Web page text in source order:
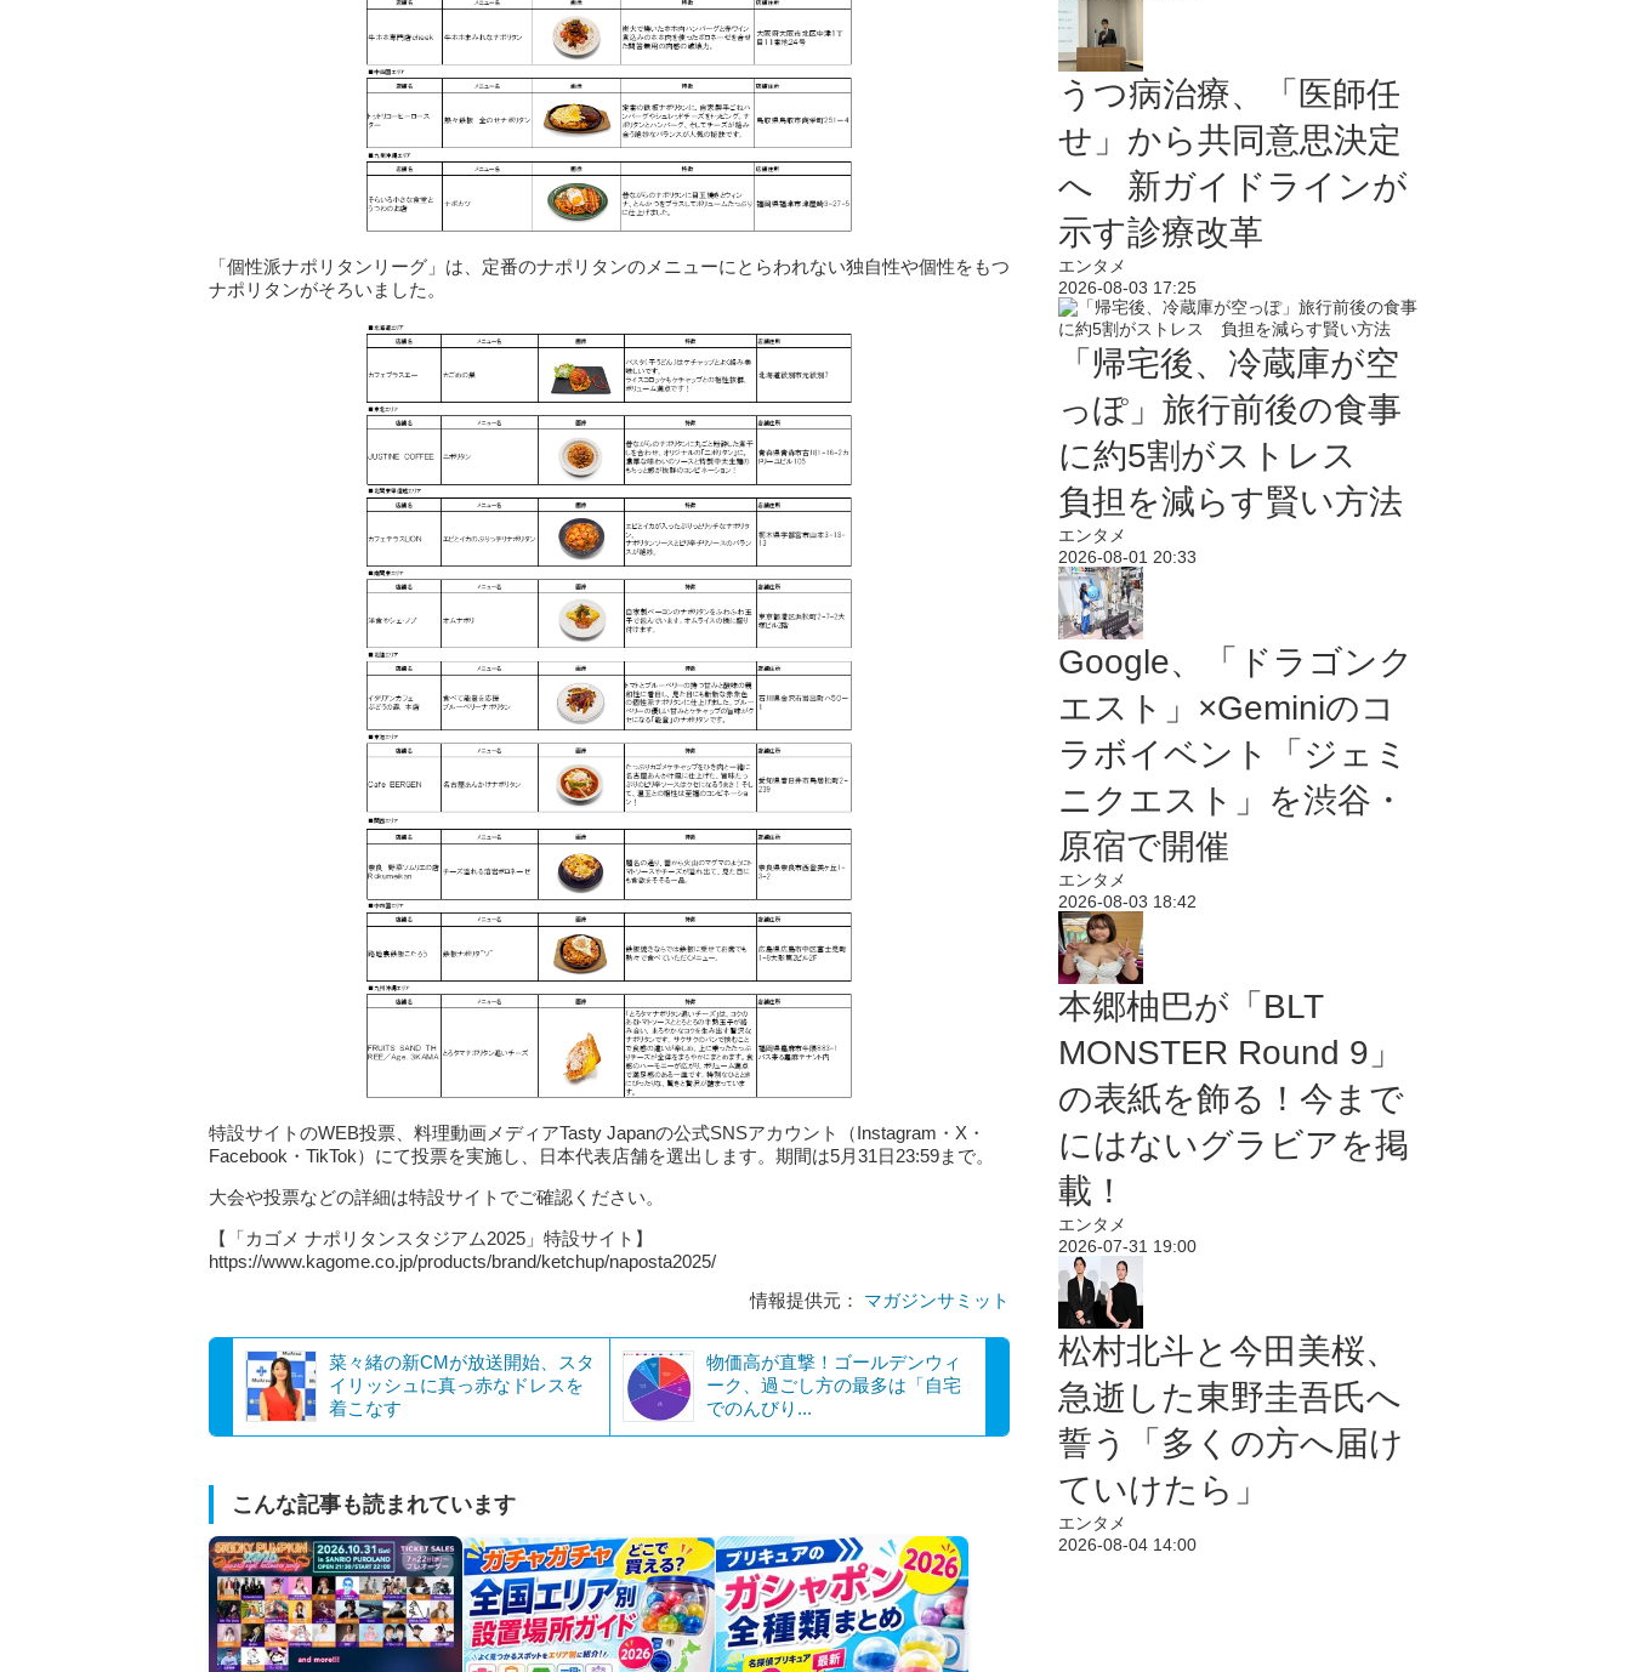
「個性派ナポリタンリーグ」は、定番のナポリタンのメニューにとらわれない独自性や個性をもつ
ナポリタンがそろいました。
特設サイトのWEB投票、料理動画メディアTasty Japanの公式SNSアカウント（Instagram・X・
Facebook・TikTok）にて投票を実施し、日本代表店舗を選出します。期間は5月31日23:59まで。
大会や投票などの詳細は特設サイトでご確認ください。
【「カゴメ ナポリタンスタジアム2025」特設サイト】
https://www.kagome.co.jp/products/brand/ketchup/naposta2025/
情報提供元： マガジンサミット
菜々緒の新CMが放送開始、スタ
イリッシュに真っ赤なドレスを
着こなす
物価高が直撃！ゴールデンウィ
ーク、過ごし方の最多は「自宅
でのんびり...
こんな記事も読まれています
うつ病治療、「医師任
せ」から共同意思決定
へ 新ガイドラインが
示す診療改革
エンタメ
2026-08-03 17:25
「帰宅後、冷蔵庫が空
っぽ」旅行前後の食事
に約5割がストレス
負担を減らす賢い方法
エンタメ
2026-08-01 20:33
Google、「ドラゴンク
エスト」×Geminiのコ
ラボイベント「ジェミ
ニクエスト」を渋谷・
原宿で開催
エンタメ
2026-08-03 18:42
本郷柚巴が「BLT
MONSTER Round 9」
の表紙を飾る！今まで
にはないグラビアを掲
載！
エンタメ
2026-07-31 19:00
松村北斗と今田美桜、
急逝した東野圭吾氏へ
誓う「多くの方へ届け
ていけたら」
エンタメ
2026-08-04 14:00